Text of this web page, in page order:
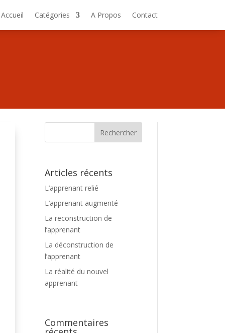
Accueil Catégories A Propos Contact
Articles récents
L’apprenant relié
L’apprenant augmenté
La reconstruction de
l’apprenant
La déconstruction de
l’apprenant
La réalité du nouvel
apprenant
Commentaires